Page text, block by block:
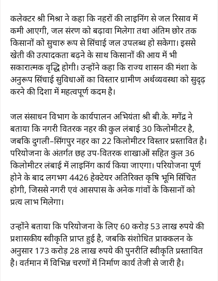
कलेक्टर श्री मिश्रा ने कहा कि नहरों की लाइनिंग से जल रिसाव में
कमी आएगी, जल संरक्षण को बढ़ावा मिलेगा तथा अंतिम छोर तक
किसानों को सुचारु रूप से सिंचाई जल उपलब्ध हो सकेगा। इससे
खेती की उत्पादकता बढ़ने के साथ किसानों की आय में भी
सकारात्मक वृद्धि होगी। उन्होंने कहा कि राज्य शासन की मंशा के
अनुरूप सिंचाई सुविधाओं का विस्तार ग्रामीण अर्थव्यवस्था को सुदृढ़
करने की दिशा में महत्वपूर्ण कदम है।
जल संसाधन विभाग के कार्यपालन अभियंता श्री बी.के. मगेंद्र ने
बताया कि नगरी वितरक नहर की कुल लंबाई 30 किलोमीटर है,
जबकि दुगली–सिंगपुर नहर का 22 किलोमीटर विस्तार प्रस्तावित है।
परियोजना के अंतर्गत छह उप-वितरक शाखाओं सहित कुल 36
किलोमीटर लंबाई में लाइनिंग कार्य किया जाएगा। परियोजना पूर्ण
होने के बाद लगभग 4426 हेक्टेयर अतिरिक्त कृषि भूमि सिंचित
होगी, जिससे नगरी एवं आसपास के अनेक गांवों के किसानों को
प्रत्यक्ष लाभ मिलेगा।
उन्होंने बताया कि परियोजना के लिए 60 करोड़ 53 लाख रुपये की
प्रशासकीय स्वीकृति प्राप्त हुई है, जबकि संशोधित प्राक्कलन के
अनुसार 173 करोड़ 28 लाख रुपये की पुनरीक्षित स्वीकृति प्रस्तावित
है। वर्तमान में विभिन्न चरणों में निर्माण कार्य तेजी से जारी है।